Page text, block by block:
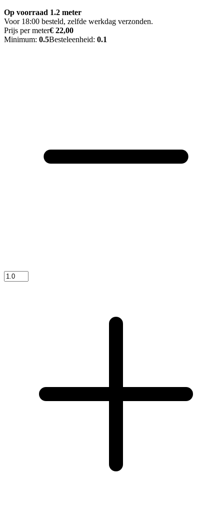
Op voorraad 1.2 meter
Voor 18:00 besteld, zelfde werkdag verzonden.
Prijs per meter€ 22,00
Minimum: 0.5Besteleenheid: 0.1